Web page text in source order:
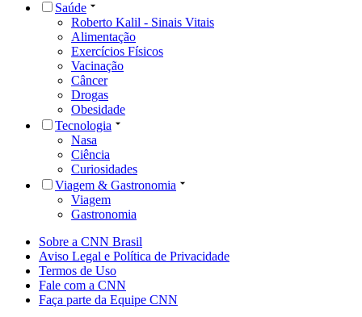
Saúde
Roberto Kalil - Sinais Vitais
Alimentação
Exercícios Físicos
Vacinação
Câncer
Drogas
Obesidade
Tecnologia
Nasa
Ciência
Curiosidades
Viagem & Gastronomia
Viagem
Gastronomia
Sobre a CNN Brasil
Aviso Legal e Política de Privacidade
Termos de Uso
Fale com a CNN
Faça parte da Equipe CNN